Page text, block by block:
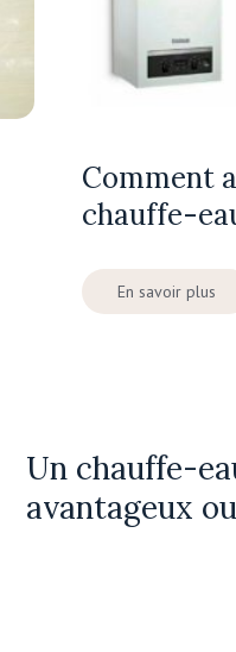
Comment
chauffe-
En savoir plus
Un chauffe-
avantageux